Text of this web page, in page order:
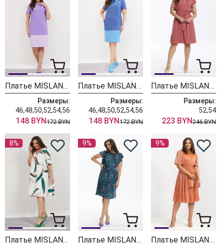
Платье MISLANA WOMEN 417/1
Размеры:
46,48,50,52,54,56
148 BYN172 BYN
Платье MISLANA WOMEN 417
Размеры:
46,48,50,52,54,56
148 BYN172 BYN
Платье MISLANA WOMEN А933
Размеры:
52,54
223 BYN246 BYN
8%
Платье MISLANA WOMEN А948
9%
Платье MISLANA WOMEN А915
9%
Платье MISLANA WOMEN 5521